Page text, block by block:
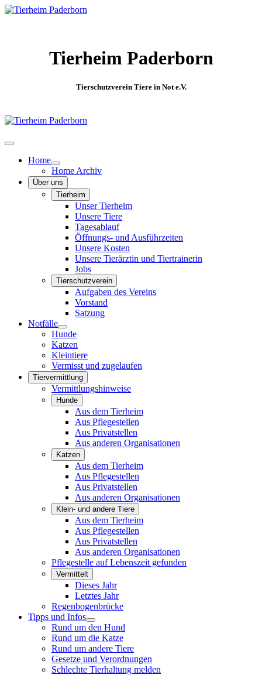
Tierheim Paderborn
Tierschutzverein Tiere in Not e.V.
Home
Home Archiv
Über uns
Tierheim
Unser Tierheim
Unsere Tiere
Tagesablauf
Öffnungs- und Ausführzeiten
Unsere Kosten
Unsere Tierärztin und Tiertrainerin
Jobs
Tierschutzverein
Aufgaben des Vereins
Vorstand
Satzung
Notfälle
Hunde
Katzen
Kleintiere
Vermisst und zugelaufen
Tiervermittlung
Vermittlungshinweise
Hunde
Aus dem Tierheim
Aus Pflegestellen
Aus Privatstellen
Aus anderen Organisationen
Katzen
Aus dem Tierheim
Aus Pflegestellen
Aus Privatstellen
Aus anderen Organisationen
Klein- und andere Tiere
Aus dem Tierheim
Aus Pflegestellen
Aus Privatstellen
Aus anderen Organisationen
Pflegestelle auf Lebenszeit gefunden
Vermittelt
Dieses Jahr
Letztes Jahr
Regenbogenbrücke
Tipps und Infos
Rund um den Hund
Rund um die Katze
Rund um andere Tiere
Gesetze und Verordnungen
Schlechte Tierhaltung melden